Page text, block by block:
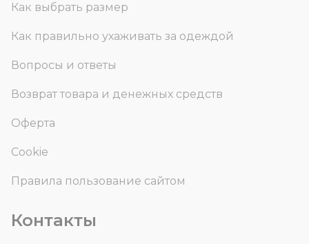
Как выбрать размер
Как правильно ухаживать за одеждой
Вопросы и ответы
Возврат товара и денежных средств
Оферта
Cookie
Правила пользование сайтом
Контакты